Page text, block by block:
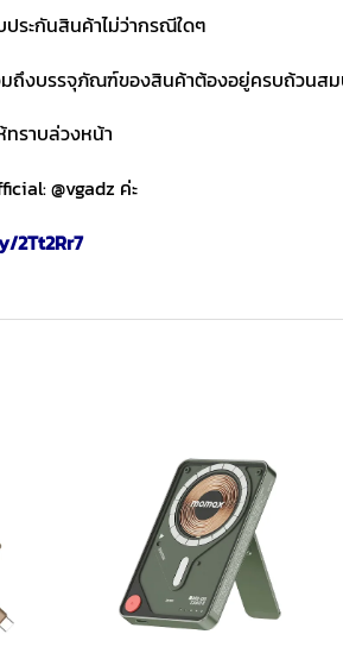
ระกันสินค้าไม่ว่ากรณีใดๆ
ถึงบรรจุภัณฑ์ของสินค้าต้องอยู่ครบถ้วนส
ทราบล่วงหน้า
@vgadz ค่ะ
2Tt2Rr7